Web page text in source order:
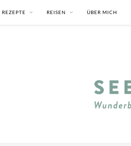
REZEPTE REISEN ÜBER MICH